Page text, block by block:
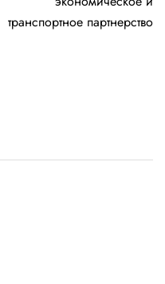
транспортное партнерство